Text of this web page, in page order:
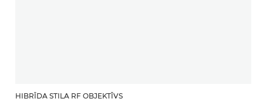
HIBRĪDA STILA RF OBJEKTĪVS